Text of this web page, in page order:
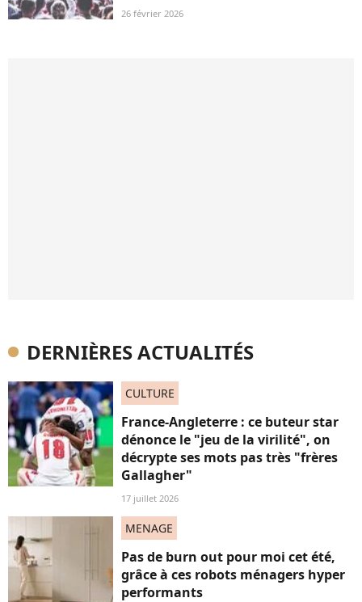
26 février 2026
DERNIÈRES ACTUALITÉS
CULTURE
France-Angleterre : ce buteur star
dénonce le "jeu de la virilité", on
décrypte ses mots pas très "frères
Gallagher"
17 juillet 2026
MENAGE
Pas de burn out pour moi cet été,
grâce à ces robots ménagers hyper
performants